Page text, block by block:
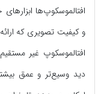
افتالموسکوپ‌ها
و کیفیت تصویری که
افتالموسکوپ غیر
دید وسیع‌تر و عمق